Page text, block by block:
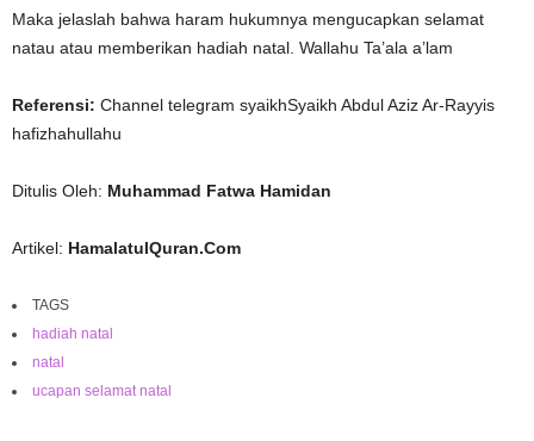
Maka jelaslah bahwa haram hukumnya mengucapkan selamat
natau atau memberikan hadiah natal. Wallahu Ta’ala a’lam
Referensi: Channel telegram syaikhSyaikh Abdul Aziz Ar-Rayyis
hafizhahullahu
Ditulis Oleh: Muhammad Fatwa Hamidan
Artikel: HamalatulQuran.Com
TAGS
hadiah natal
natal
ucapan selamat natal